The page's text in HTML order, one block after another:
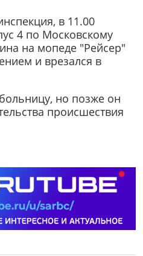
в 11.00
4 по Московскому
на мопеде "Рейсер"
и врезался в
но позже он
происшествия